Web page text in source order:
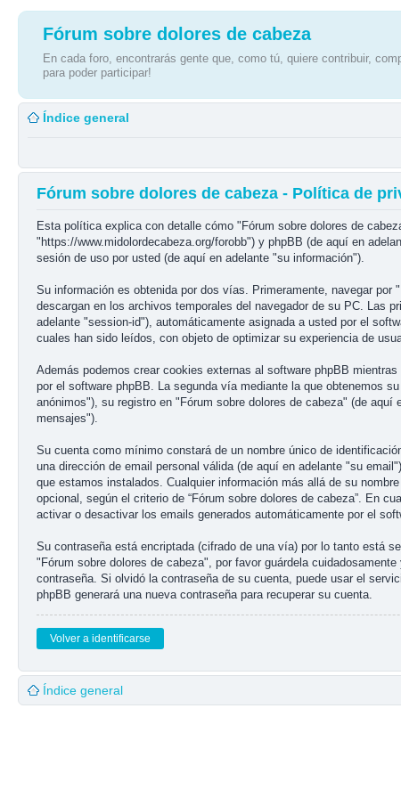
Fórum sobre dolores de cabeza
En cada foro, encontrarás gente que, como tú, quiere contribuir,
para poder participar!
Índice general
Fórum sobre dolores de cabeza - Política de
Esta política explica con detalle cómo "Fórum sobre dolores de
"https://www.midolordecabeza.org/forobb") y phpBB (de aquí en
sesión de uso por usted (de aquí en adelante "su información").
Su información es obtenida por dos vías. Primeramente, navegar
descargan en los archivos temporales del navegador de su PC. Las
adelante "session-id"), automáticamente asignada a usted por el
cuales han sido leídos, con objeto de optimizar su experiencia de
Además podemos crear cookies externas al software phpBB
por el software phpBB. La segunda vía mediante la que obtenemos
anónimos"), su registro en "Fórum sobre dolores de cabeza" (de
mensajes").
Su cuenta como mínimo constará de un nombre único de
una dirección de email personal válida (de aquí en adelante "su
que estamos instalados. Cualquier información más allá de su
opcional, según el criterio de “Fórum sobre dolores de cabeza”. En
activar o desactivar los emails generados automáticamente por el
Su contraseña está encriptada (cifrado de una vía) por lo tanto está
"Fórum sobre dolores de cabeza", por favor guárdela
contraseña. Si olvidó la contraseña de su cuenta, puede usar el
phpBB generará una nueva contraseña para recuperar su cuenta.
Volver a identificarse
Índice general